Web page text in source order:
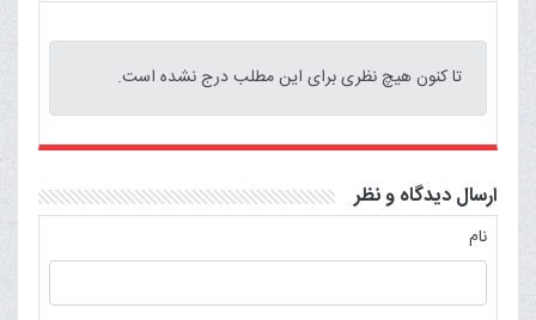
تا کنون هیچ نظری برای این مطلب درج نشده است.
ارسال دیدگاه و نظر
نام